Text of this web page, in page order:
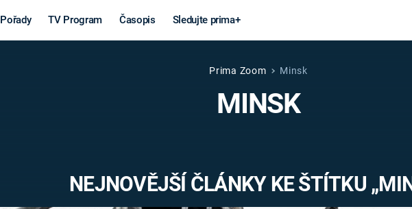
Pořady TV Program Časopis Sledujte prima+
STAROVĚKÝ EGYPT
Věda a
technika
MARS
VÁLEČNÉ
Prima Zoom Minsk
MINSK
NEJNOVĚJŠÍ ČLÁNKY KE ŠTÍTKU